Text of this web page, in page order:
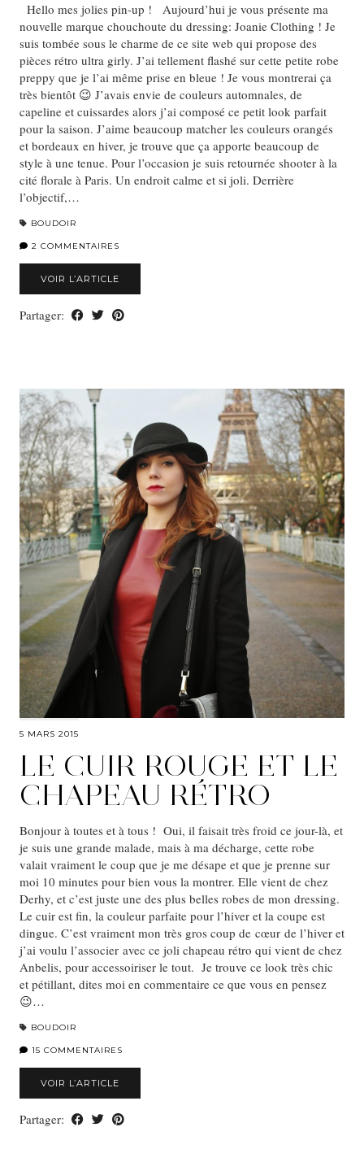
Hello mes jolies pin-up ! Aujourd’hui je vous présente ma
nouvelle marque chouchoute du dressing: Joanie Clothing ! Je
suis tombée sous le charme de ce site web qui propose des
pièces rétro ultra girly. J’ai tellement flashé sur cette petite robe
preppy que je l’ai même prise en bleue ! Je vous montrerai ça
très bientôt 😉 J’avais envie de couleurs automnales, de
capeline et cuissardes alors j’ai composé ce petit look parfait
pour la saison. J’aime beaucoup matcher les couleurs orangés
et bordeaux en hiver, je trouve que ça apporte beaucoup de
style à une tenue. Pour l’occasion je suis retournée shooter à la
cité florale à Paris. Un endroit calme et si joli. Derrière
l’objectif,…
BOUDOIR
2 COMMENTAIRES
VOIR L’ARTICLE
Partager:
5 MARS 2015
LE CUIR ROUGE ET LE
CHAPEAU RÉTRO
Bonjour à toutes et à tous ! Oui, il faisait très froid ce jour-là, et
je suis une grande malade, mais à ma décharge, cette robe
valait vraiment le coup que je me désape et que je prenne sur
moi 10 minutes pour bien vous la montrer. Elle vient de chez
Derhy, et c’est juste une des plus belles robes de mon dressing.
Le cuir est fin, la couleur parfaite pour l’hiver et la coupe est
dingue. C’est vraiment mon très gros coup de cœur de l’hiver et
j’ai voulu l’associer avec ce joli chapeau rétro qui vient de chez
Anbelis, pour accessoiriser le tout. Je trouve ce look très chic
et pétillant, dites moi en commentaire ce que vous en pensez
😉…
BOUDOIR
15 COMMENTAIRES
VOIR L’ARTICLE
Partager: